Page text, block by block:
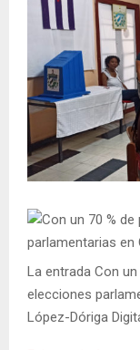
La entrada Con
elecciones
López-Dóriga